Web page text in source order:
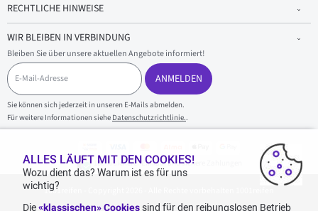
RECHTLICHE HINWEISE
WIR BLEIBEN IN VERBINDUNG
Bleiben Sie über unsere aktuellen Angebote informiert!
E
-
M
a
i
l
ANMELDEN
Sie können sich jederzeit in unseren E-Mails abmelden.
Für weitere Informationen siehe Datenschutzrichtlinie..
100 % sicherer Einkauf und sichere Zahlungen
1001reifen - Copyright 2026 - Alle Rechte vorbehalten 1001reifen
ALLES LÄUFT MIT DEN COOKIES!
Wozu dient das? Warum ist es für uns
wichtig?
Die«klassischen» Cookiessind für den reibungslosen Betrieb